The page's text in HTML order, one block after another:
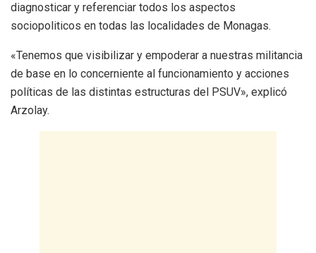
diagnosticar y referenciar todos los aspectos
sociopoliticos en todas las localidades de Monagas.
«Tenemos que visibilizar y empoderar a nuestras militancia
de base en lo concerniente al funcionamiento y acciones
políticas de las distintas estructuras del PSUV», explicó
Arzolay.